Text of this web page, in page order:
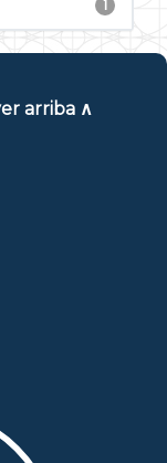
1
arriba ∧